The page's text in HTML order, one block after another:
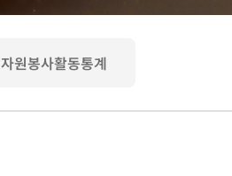
자원봉사활동통계